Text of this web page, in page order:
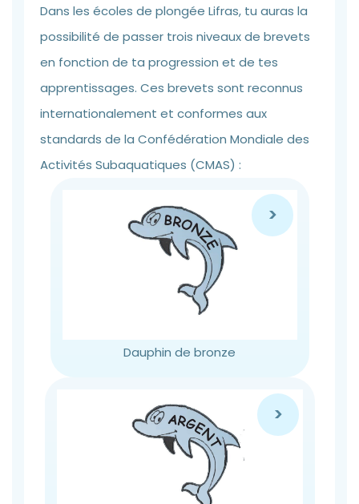
Dans les écoles de plongée Lifras, tu auras la
possibilité de passer trois niveaux de brevets
en fonction de ta progression et de tes
apprentissages. Ces brevets sont reconnus
internationalement et conformes aux
standards de la Confédération Mondiale des
Activités Subaquatiques (CMAS) :
>
Dauphin de bronze
>